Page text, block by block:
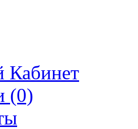
(0)